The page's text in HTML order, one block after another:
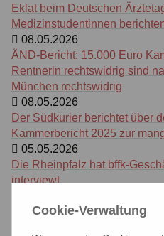
Eklat beim Deutschen
Medizinstudentinnen
08.05.2026
ÄND-Bericht: 15.000 Euro
Rentnerin rechtswidrig sind
München rechtswidrig
08.05.2026
Der Südkurier berichtet über
Kammerbericht 2025 zur
05.05.2026
Die Rheinpfalz hat bffk-
interviewt
Die Rheinpfalz berichtet
Cookie-Verwaltung